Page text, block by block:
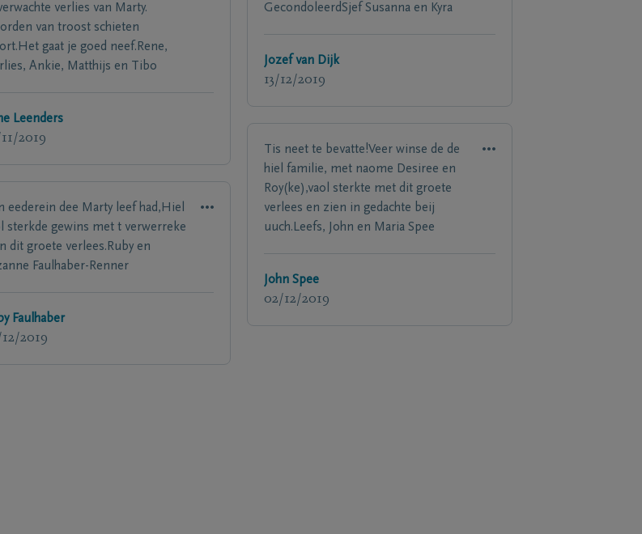
verlies van Marty.
van troost schieten
gaat je goed neef.Rene,
Ankie, Matthijs en Tibo
Leenders
2019
eederein dee Marty leef had,Hiel
sterkde gewins met t verwerreke
dit groete verlees.Ruby en
Faulhaber-Renner
Faulhaber
2019
GecondoleerdSjef Susanna en Kyra
Jozef van Dijk
13/12/2019
Tis neet te bevatte!Veer winse de de
hiel familie, met naome Desiree en
Roy(ke),vaol sterkte met dit groete
verlees en zien in gedachte beij
uuch.Leefs, John en Maria Spee
John Spee
02/12/2019